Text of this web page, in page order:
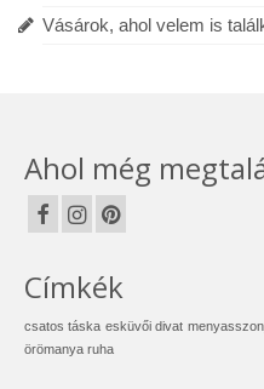
Vásárok, ahol velem is
Ahol még
Címkék
csatos táska esküvői divat
örömanya ruha